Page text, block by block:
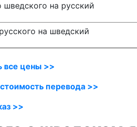
шведского на русский
на шведский
все цены >>
перевода >>
>>